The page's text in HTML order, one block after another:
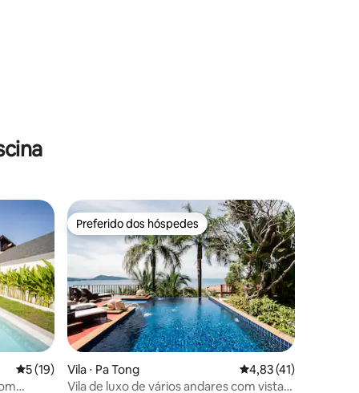
5 de uma avaliação média de 5, 19 avaliações
5 (19)
Preferido dos hóspedes
Preferido dos hóspedes
Vila ⋅ Pa Tong 4,83 de uma
4,83 (41)
Vila de luxo de vários andares com vista